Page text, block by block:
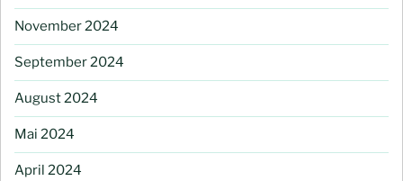
November 2024
September 2024
August 2024
Mai 2024
April 2024